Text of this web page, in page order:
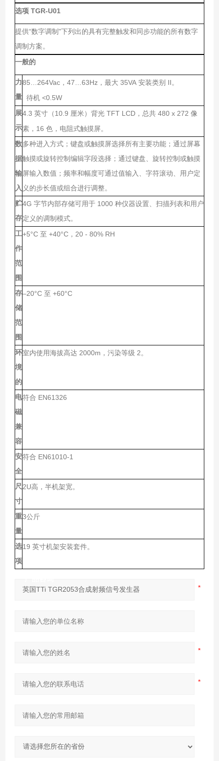
选项TGR-U01
提供“数字调制 "下列出的具有完整触发和同步功能的所有数字
调制方案。
一般的
力
量
85…264Vac， 47…63Hz，最大 35VA 安装类别 II。
待机<0.5W
展
示
4.3 英寸（ 10.9 厘米）背光TFT LCD，总共480 x 272 像
素， 16 色，电阻式触摸屏。
数
据
输
入
多种进入方式；键盘或触摸屏选择所有主要功能；通过屏幕
触摸或旋转控制编辑字段选择；通过键盘、旋转控制或触摸
屏输入数值；频率和幅度可通过值输入、字符滚动、用户定
义的步长值或组合进行调整。
贮
存
4G 字节内部存储可用于1000 种仪器设置、扫描列表和用户
定义的调制模式。
工
作
范
围
+5°C 至 +40°C， 20 - 80% RH
存
储
范
围
–20°C 至 +60°C
环
境
的
室内使用海拔高达 2000m ，污染等级 2。
电
磁
兼
容
符合 EN61326
安
全
符合 EN61010-1
尺
寸
2U高，半机架宽。
重
量
3公斤
选
项
19 英寸机架安装套件。